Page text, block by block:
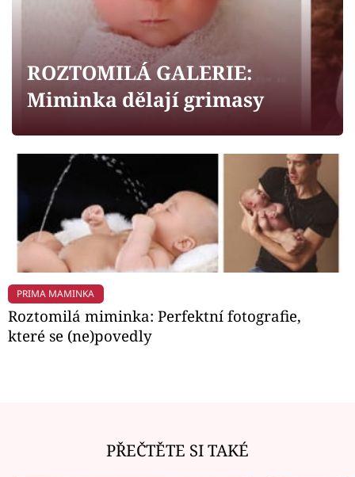
Sledujte prima+
Filmový festival Karlovy Vary
Mámy sobě
Přihlášení
Sledujte nás
ROZTOMILÁ GALERIE:
Miminka dělají grimasy
PRIMA MAMINKA
Roztomilá miminka: Perfektní fotografie,
které se (ne)povedly
PŘEČTĚTE SI TAKÉ